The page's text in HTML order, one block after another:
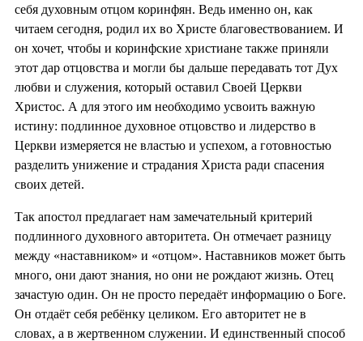
себя духовным отцом коринфян. Ведь именно он, как
читаем сегодня, родил их во Христе благовествованием. И
он хочет, чтобы и коринфские христиане также приняли
этот дар отцовства и могли бы дальше передавать тот Дух
любви и служения, который оставил Своей Церкви
Христос. А для этого им необходимо усвоить важную
истину: подлинное духовное отцовство и лидерство в
Церкви измеряется не властью и успехом, а готовностью
разделить унижение и страдания Христа ради спасения
своих детей.
Так апостол предлагает нам замечательный критерий
подлинного духовного авторитета. Он отмечает разницу
между «наставником» и «отцом». Наставников может быть
много, они дают знания, но они не рождают жизнь. Отец
зачастую один. Он не просто передаёт информацию о Боге.
Он отдаёт себя ребёнку целиком. Его авторитет не в
словах, а в жертвенном служении. И единственный способ